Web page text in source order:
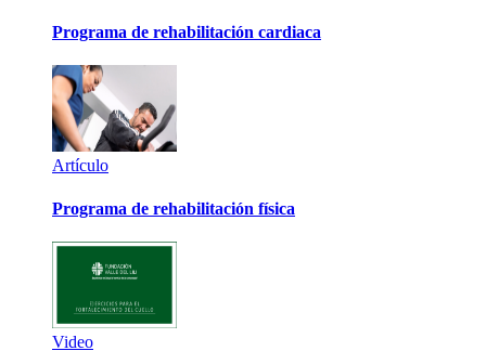
Programa de rehabilitación cardiaca
Artículo
Programa de rehabilitación física
Video